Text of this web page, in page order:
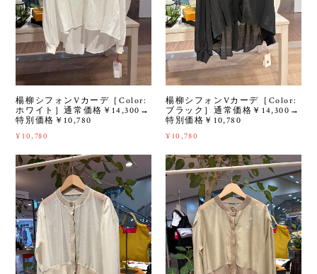
楊柳シフォンVカーデ［Color:
ホワイト］通常価格￥14,300→
特別価格￥10,780
¥10,780
楊柳シフォンVカーデ［Color:
ブラック］通常価格￥14,300→
特別価格￥10,780
¥10,780